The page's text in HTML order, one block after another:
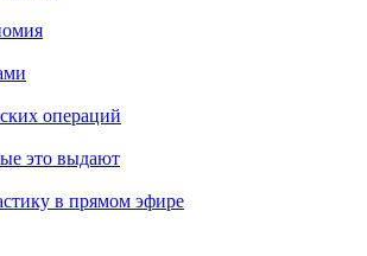
операций
это выдают
в прямом эфире